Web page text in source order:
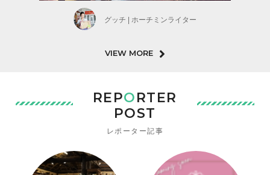
グッチ | ホーチミンライター
VIEW MORE
REPORTER
POST
レポーター記事